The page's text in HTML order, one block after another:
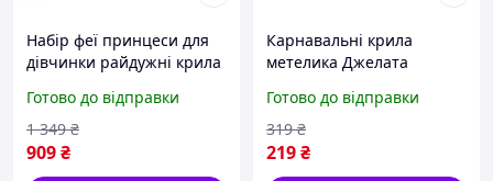
Набір феї принцеси для
дівчинки райдужні крила
аксесуари для свята
ранку
Готово до відправки
909₴
1 349 ₴
Карнавальні крила
метелика Джелата
38x48 см для дівчаток на
дитяче свято та
костюмований захід
Готово до відправки
219₴
319 ₴